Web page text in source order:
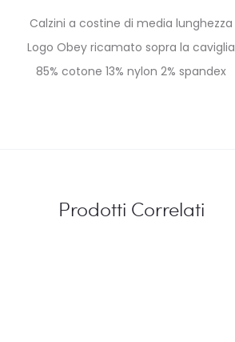
Calzini a costine di media lunghezza
Logo Obey ricamato sopra la caviglia
85% cotone 13% nylon 2% spandex
Prodotti Correlati